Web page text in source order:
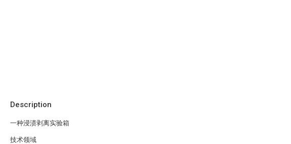
Description
一种浸渍剥离实验箱
技术领域